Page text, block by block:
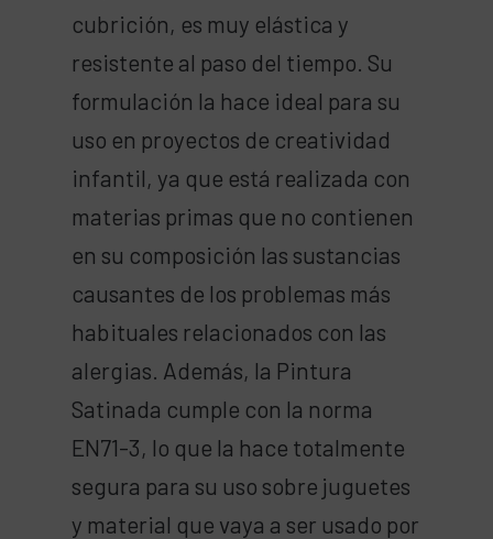
cubrición, es muy elástica y
resistente al paso del tiempo. Su
formulación la hace ideal para su
uso en proyectos de creatividad
infantil, ya que está realizada con
materias primas que no contienen
en su composición las sustancias
causantes de los problemas más
habituales relacionados con las
alergias. Además, la Pintura
Satinada cumple con la norma
EN71-3, lo que la hace totalmente
segura para su uso sobre juguetes
y material que vaya a ser usado por